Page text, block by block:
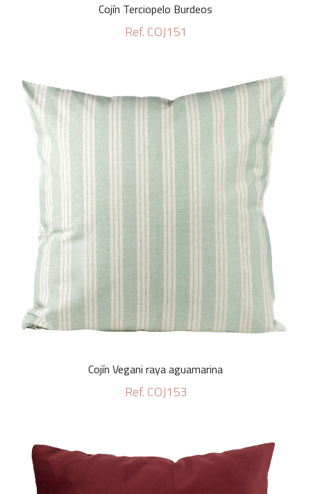
Cojín Terciopelo Burdeos
Ref. COJ151
Cojín Vegani raya aguamarina
Ref. COJ153